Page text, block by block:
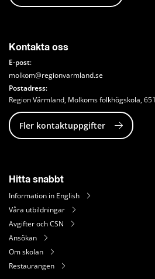
Kontakta oss
E-post:
molkom@regionvarmland.se
Postadress:
Region Värmland, Molkoms folkhögskola,
Fler kontaktuppgifter
Hitta snabbt
Information in English
Våra utbildningar
Avgifter och CSN
Ansökan
Om skolan
Restaurangen